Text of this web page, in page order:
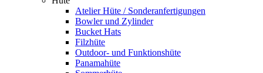
Atelier Hüte / Sonderanfertigungen
Bowler und Zylinder
Bucket Hats
Filzhüte
Outdoor- und Funktionshüte
Panamahüte